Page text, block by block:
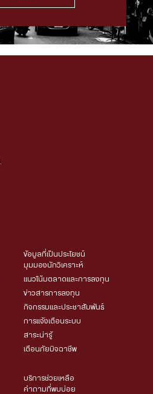
ข้อมูลที่เป็นประโยชน์
มุมมองนักวิเคราะห์
แนวโน้มตลาดและการลงทุน
ข่าวสารการลงทุน
กิจกรรมและประชาสัมพันธ์
การแจ้งเตือนระบบ
สาระน่ารู้
เตือนภัยมิจฉาชีพ
บริการช่วยเหลือ
คำถามที่พบบ่อย